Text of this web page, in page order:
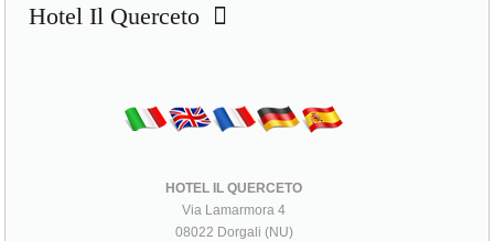
Hotel Il Querceto
HOTEL IL QUERCETO
Via Lamarmora 4
08022 Dorgali (NU)